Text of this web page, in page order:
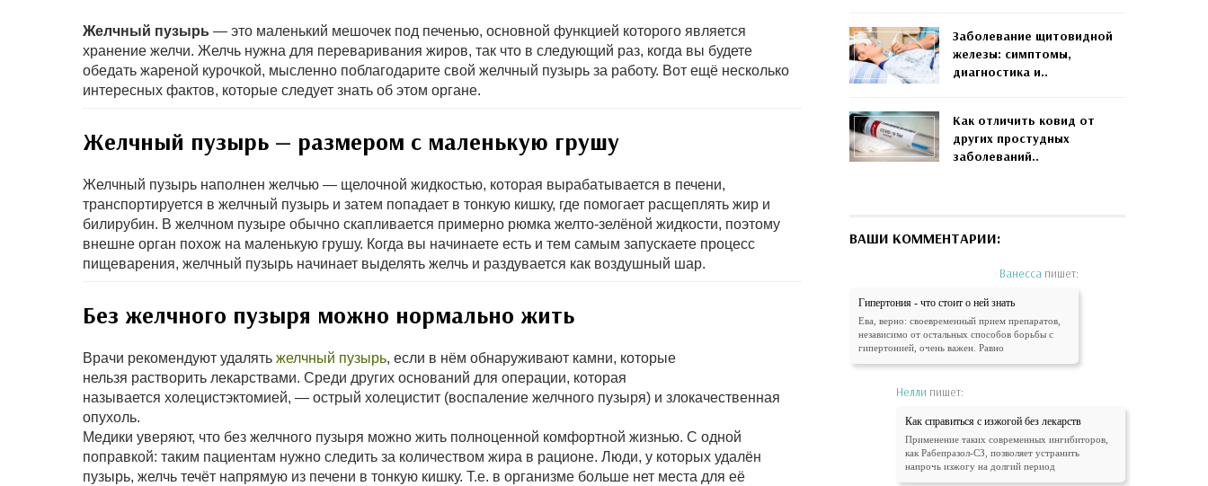
Желчный пузырь — это маленький мешочек под печенью, основной функцией которого является
хранение желчи. Желчь нужна для переваривания жиров, так что в следующий раз, когда вы будете
обедать жареной курочкой, мысленно поблагодарите свой желчный пузырь за работу. Вот ещё несколько
интересных фактов, которые следует знать об этом органе.
Желчный пузырь — размером с маленькую грушу
Желчный пузырь наполнен желчью — щелочной жидкостью, которая вырабатывается в печени,
транспортируется в желчный пузырь и затем попадает в тонкую кишку, где помогает расщеплять жир и
билирубин. В желчном пузыре обычно скапливается примерно рюмка желто-зелёной жидкости, поэтому
внешне орган похож на маленькую грушу. Когда вы начинаете есть и тем самым запускаете процесс
пищеварения, желчный пузырь начинает выделять желчь и раздувается как воздушный шар.
Без желчного пузыря можно нормально жить
Врачи рекомендуют удалять желчный пузырь, если в нём обнаруживают камни, которые
нельзя растворить лекарствами. Среди других оснований для операции, которая
называется холецистэктомией, — острый холецистит (воспаление желчного пузыря) и злокачественная
опухоль.
Медики уверяют, что без желчного пузыря можно жить полноценной комфортной жизнью. С одной
поправкой: таким пациентам нужно следить за количеством жира в рационе. Люди, у которых удалён
пузырь, желчь течёт напрямую из печени в тонкую кишку. Т.е. в организме больше нет места для её
Заболевание щитовидной
железы: симптомы,
диагностика и..
Как отличить ковид от
других простудных
заболеваний..
ВАШИ КОММЕНТАРИИ:
Ванесса пишет:
Гипертония - что стоит о ней знать
Ева, верно: своевременный прием препаратов,
независимо от остальных способов борьбы с
гипертонией, очень важен. Равно
Нелли пишет:
Как справиться с изжогой без лекарств
Применение таких современных ингибиторов,
как Рабепразол-СЗ, позволяет устранить
напрочь изжогу на долгий период